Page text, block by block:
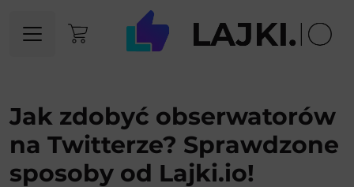
Jak zdobyć obserwatorów
na Twitterze? Sprawdzone
sposoby od Lajki.io!